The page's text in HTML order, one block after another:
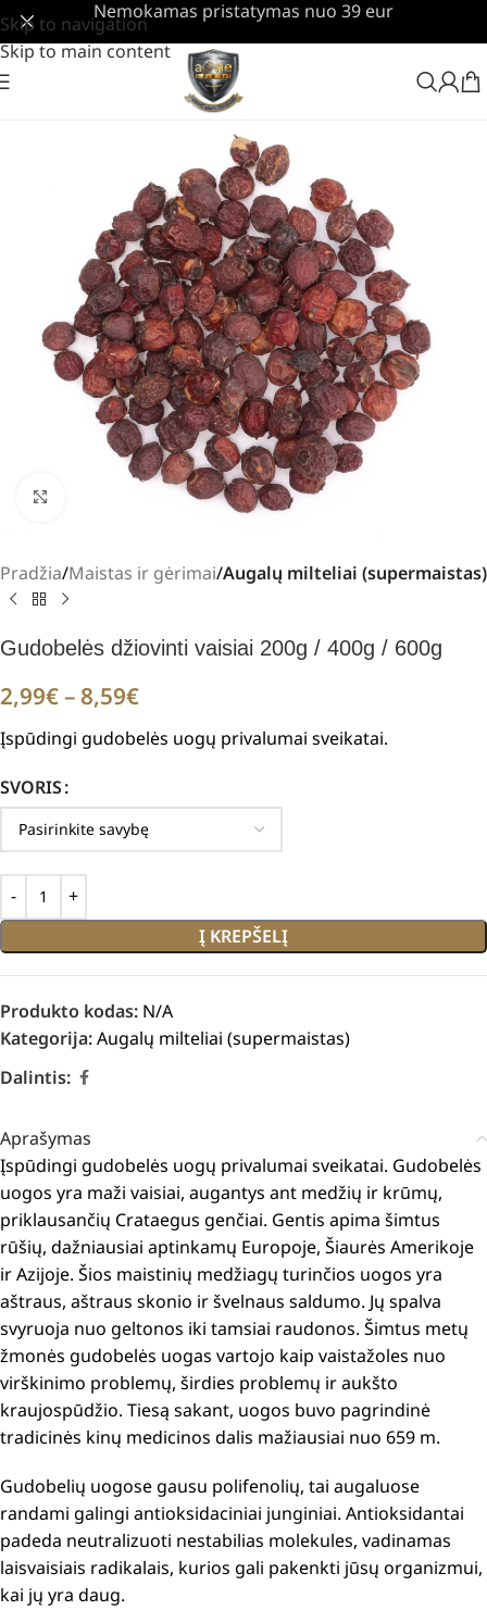
Skip to navigation
Skip to main content
Nemokamas pristatymas nuo 39 eur
Pradžia Maistas ir gėrimai Augalų milteliai (supermaistas)
Gudobelės džiovinti vaisiai 200g / 400g / 600g
2,99€–8,59€
Įspūdingi gudobelės uogų privalumai sveikatai.
SVORIS
Į KREPŠELĮ
Produkto kodas: N/A
Kategorija:Augalų milteliai (supermaistas)
Dalintis:
Aprašymas
Įspūdingi gudobelės uogų privalumai sveikatai. Gudobelės
uogos yra maži vaisiai, augantys ant medžių ir krūmų,
priklausančių Crataegus genčiai. Gentis apima šimtus
rūšių, dažniausiai aptinkamų Europoje, Šiaurės Amerikoje
ir Azijoje. Šios maistinių medžiagų turinčios uogos yra
aštraus, aštraus skonio ir švelnaus saldumo. Jų spalva
svyruoja nuo geltonos iki tamsiai raudonos. Šimtus metų
žmonės gudobelės uogas vartojo kaip vaistažoles nuo
virškinimo problemų, širdies problemų ir aukšto
kraujospūdžio. Tiesą sakant, uogos buvo pagrindinė
tradicinės kinų medicinos dalis mažiausiai nuo 659 m.
Gudobelių uogose gausu polifenolių, tai augaluose
randami galingi antioksidaciniai junginiai. Antioksidantai
padeda neutralizuoti nestabilias molekules, vadinamas
laisvaisiais radikalais, kurios gali pakenkti jūsų organizmui,
kai jų yra daug.